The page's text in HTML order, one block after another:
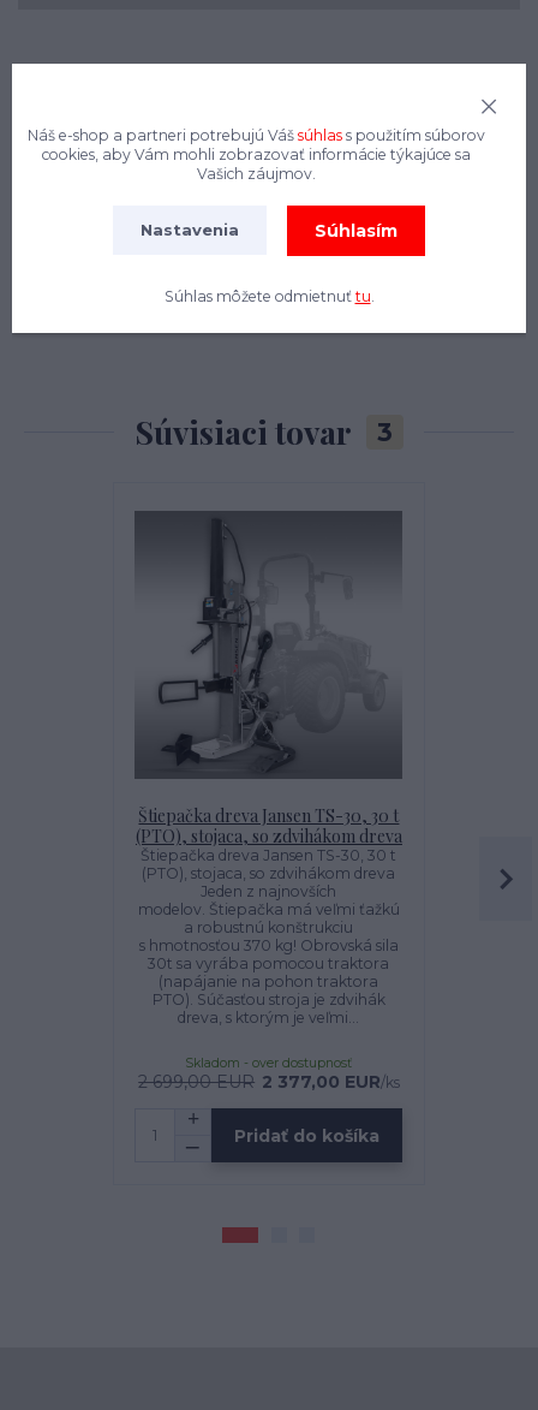
Štiepačky dreva
Súvisiaci tovar 3
Štiepačka dreva Jansen TS-30, 30 t
(PTO), stojaca, so zdvihákom dreva
Štiepačka dreva Jansen TS-30, 30 t
(PTO), stojaca, so zdvihákom dreva
Jeden z najnovších
modelov. Štiepačka má veľmi ťažkú
a robustnú konštrukciu
s hmotnosťou 370 kg! Obrovská sila
30t sa vyrába pomocou traktora
(napájanie na pohon traktora
PTO). Súčasťou stroja je zdvihák
dreva, s ktorým je veľmi...
2 699,00 EUR 2 377,00 EUR/ks
Skladom - over dostupnosť
Pridať do košíka
Štiepačka
kombi
Náš e-shop a partneri potrebujú Vášsúhlas s použitím súborov
cookies, aby Vám mohli zobrazovať informácie týkajúce sa
Vašich záujmov.
Nastavenia Súhlasím
Súhlas môžete odmietnuť tu.